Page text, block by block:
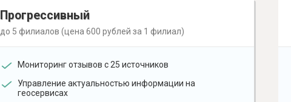
Прогрессивный
до 5 филиалов (цена 600 рублей за 1 филиал)
Мониторинг отзывов с 25 источников
Управление актуальностью информации на
геосервисах